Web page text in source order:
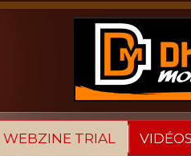
WEBZINE TRIAL VIDÉOS